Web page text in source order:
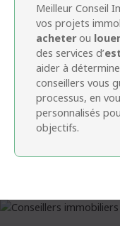
Meilleur Conseil
vos projets
acheterou louer
des services d’
aider à
conseillers vous
processus, en
personnalisés
objectifs.